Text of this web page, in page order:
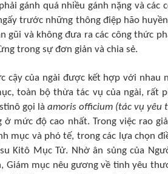
gánh quá nhiều gánh nặng và
trước những thông điệp hão
gũi và không đưa ra các công thức
trong sự đơn giản và chia sẻ.
cậy của ngài được kết hợp với nhau
toàn bộ thừa tác vụ của ngài, rất
gọi là amoris officium (tác vụ yêu
ở mức độ cao nhất. Trong việc rao
mục và phó tế, trong các lựa chọn
Kitô Mục Tử. Nhờ ân sủng của
Giám mục nêu gương về tình yêu